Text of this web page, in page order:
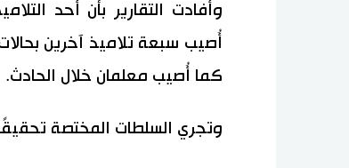
وأفادت التقارير بأن أحد
أُصيب سبعة تلاميذ آخرين
كما أُصيب معلمان خلال الحادث.
وتجري السلطات المختصة